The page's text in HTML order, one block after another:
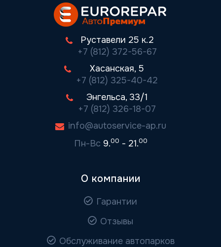
Руставели 25 к.2
+7 (812) 372-56-67
Хасанская, 5
+7 (812) 325-40-42
Энгельса, 33/1
+7 (812) 326-18-07
info@autoservice-ap.ru
Пн-Вс 9.00 - 21.00
О компании
Гарантии
Отзывы
Обслуживание автопарков